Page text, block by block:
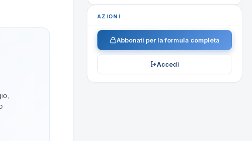
AZIONI
Abbonati per la formula completa
Accedi